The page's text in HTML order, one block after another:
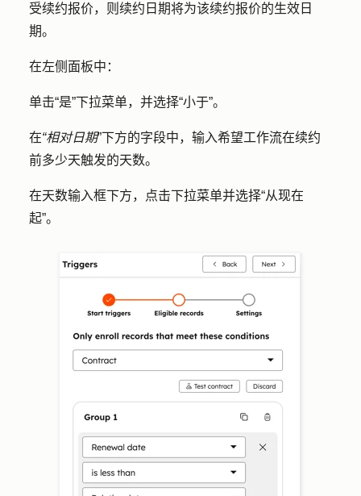
受续约报价，则续约日期将为该续约报价的生效日
期。
在左侧面板中：
单击“是”下拉菜单，并选择“小于”。
在“相对日期”下方的字段中，输入希望工作流在续约
前多少天触发的天数。
在天数输入框下方，点击下拉菜单并选择“从现在
起”。